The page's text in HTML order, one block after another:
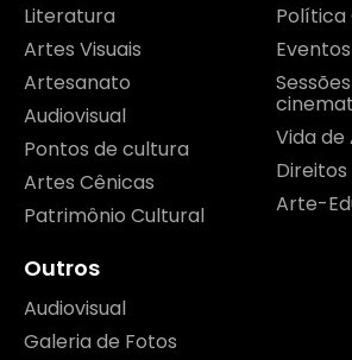
Literatura
Artes Visuais
Artesanato
Audiovisual
Pontos de cultura
Artes Cênicas
Patrimônio Cultural
Política
Sessões
Vida
Arte-
Outros
Audiovisual
Galeria de Fotos